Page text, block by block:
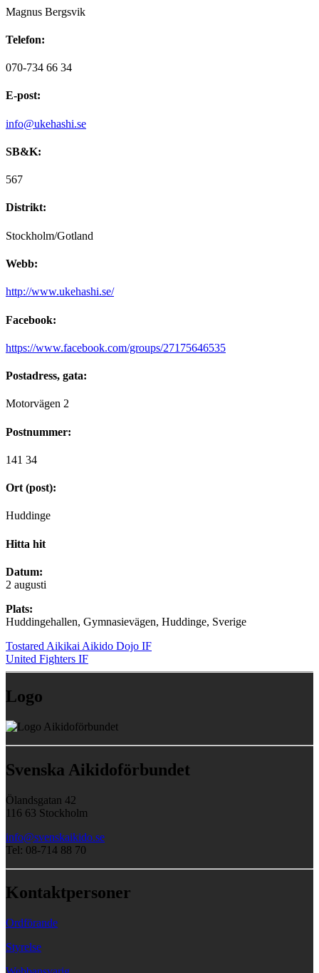
Magnus Bergsvik
Telefon:
070-734 66 34
E-post:
info@ukehashi.se
SB&K:
567
Distrikt:
Stockholm/Gotland
Webb:
http://www.ukehashi.se/
Facebook:
https://www.facebook.com/groups/27175646535
Postadress, gata:
Motorvägen 2
Postnummer:
141 34
Ort (post):
Huddinge
Hitta hit
Datum:
2 augusti
Plats:
Huddingehallen, Gymnasievägen, Huddinge, Sverige
Tostared Aikikai Aikido Dojo IF
United Fighters IF
Logo
Svenska Aikidoförbundet
Ölandsgatan 42
116 63 Stockholm
info@svenskaikido.se
Tel: 08-714 88 70
Kontaktpersoner
Ordförande
Styrelse